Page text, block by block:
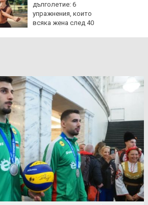
дълголетие: 6
упражнения, които
всяка жена след 40